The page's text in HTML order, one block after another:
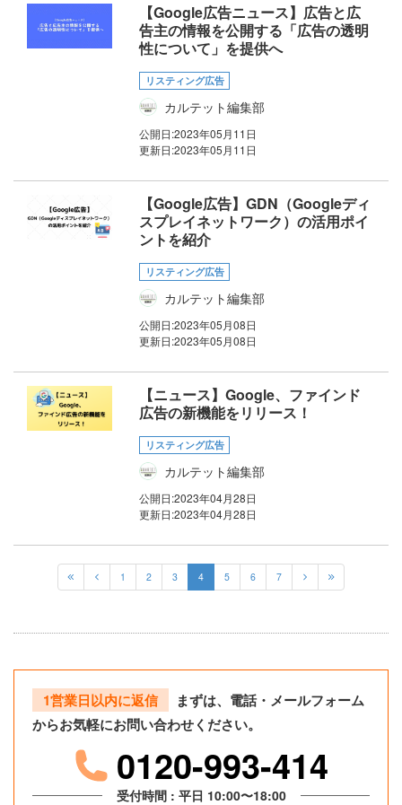
【Google広告ニュース】広告と広
告主の情報を公開する「広告の透明
性について」を提供へ
リスティング広告
カルテット編集部
公開日:2023年05月11日
更新日:2023年05月11日
【Google広告】GDN（Googleディ
スプレイネットワーク）の活用ポイ
ントを紹介
リスティング広告
カルテット編集部
公開日:2023年05月08日
更新日:2023年05月08日
【ニュース】Google、ファインド
広告の新機能をリリース！
リスティング広告
カルテット編集部
公開日:2023年04月28日
更新日:2023年04月28日
1 2 3 4 5 6 7
1営業日以内に返信
まずは、電話・メールフォーム
からお気軽にお問い合わせください。
0120-993-414
受付時間 : 平日 10:00〜18:00